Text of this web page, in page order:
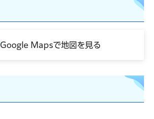
Google Mapsで地図を見る